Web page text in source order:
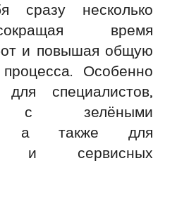
сразу несколько
время
и повышая общую
Особенно
специалистов,
с зелёными
а также для
и сервисных